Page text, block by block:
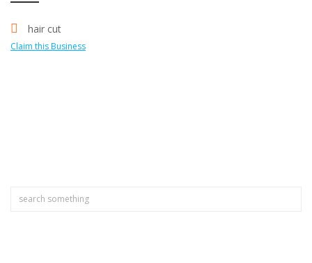
hair cut
Claim this Business